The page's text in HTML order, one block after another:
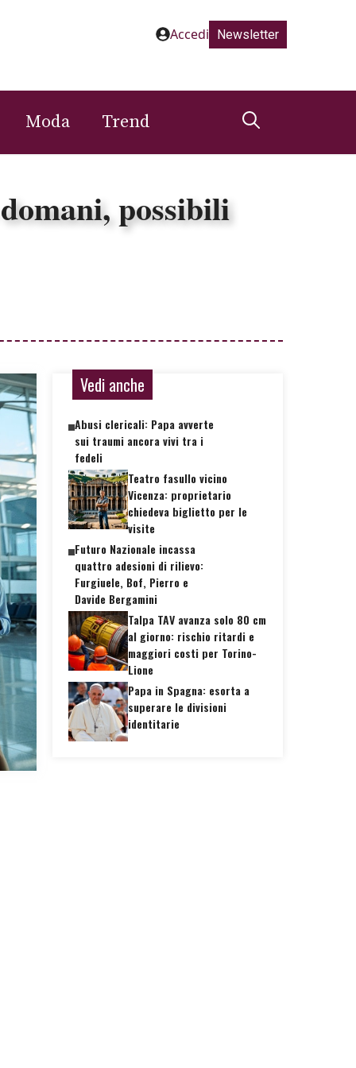
Accedi Newsletter
Moda Trend
possibili
Vedi anche
Abusi clericali: Papa avverte
sui traumi ancora vivi tra i
fedeli
Teatro fasullo vicino
Vicenza: proprietario
chiedeva biglietto per le
visite
Futuro Nazionale incassa
quattro adesioni di rilievo:
Furgiuele, Bof, Pierro e
Davide Bergamini
Talpa TAV avanza solo 80 cm
al giorno: rischio ritardi e
maggiori costi per Torino-
Lione
Papa in Spagna: esorta a
superare le divisioni
identitarie